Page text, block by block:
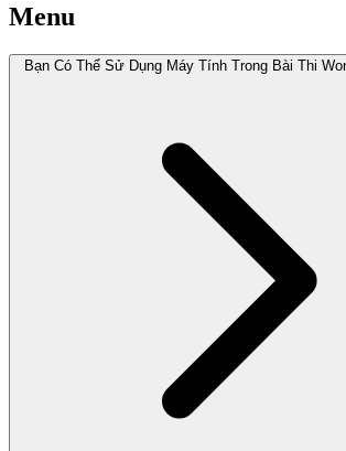
Menu
Bạn Có Thể Sử Dụng Máy Tính Trong Bài Thi